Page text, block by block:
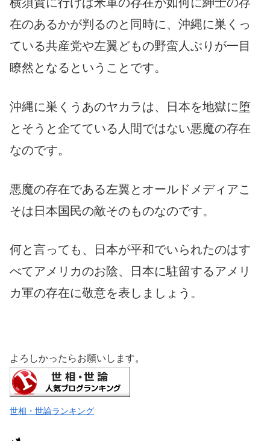
在のあるかが判るのと同時に、 沖縄に巣くっ
ている共産党や左翼どもの野蛮人ぶりが一目
瞭然となるということです。
沖縄に巣くうあのヤカラは、日本を地獄に堕
とそうと企てている人間ではない悪魔の存在
なのです。
悪魔の存在である左翼とオールドメディアこ
そは日本国民の敵そのものなのです。
何と言っても、日本が平和でいられたのはす
べてアメリカのお陰、日本に駐留するアメリ
カ軍の存在に敬意を表しましょう。
よろしかったらお願いします。
世相・世論ランキング